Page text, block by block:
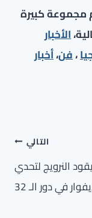
مجموعة كبيرة
الأخبار
،فن،أخبار
التالي
النرويج لتحدي
في دور الـ 32